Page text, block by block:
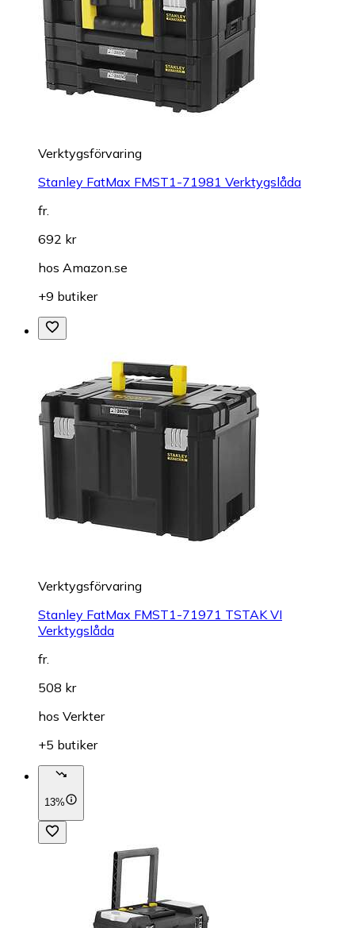
Verktygsförvaring
Stanley FatMax FMST1-71981 Verktygslåda
fr.
692 kr
hos Amazon.se
+9 butiker
Verktygsförvaring
Stanley FatMax FMST1-71971 TSTAK VI
Verktygslåda
fr.
508 kr
hos Verkter
+5 butiker
13%